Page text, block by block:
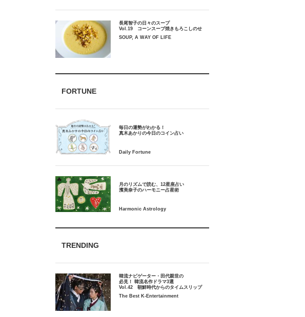
長尾智子の日々のスープ
Vol.19 コーンスープ焼きもろこしのせ
SOUP, A WAY OF LIFE
FORTUNE
毎日の運勢がわかる！
月のリズムで読む、12星座占い
TRENDING
韓流ナビゲーター・田代親世の
必見！ 韓流名作ドラマ3選
Vol.42 朝鮮時代からのタイムスリップ
The Best K-Entertainment